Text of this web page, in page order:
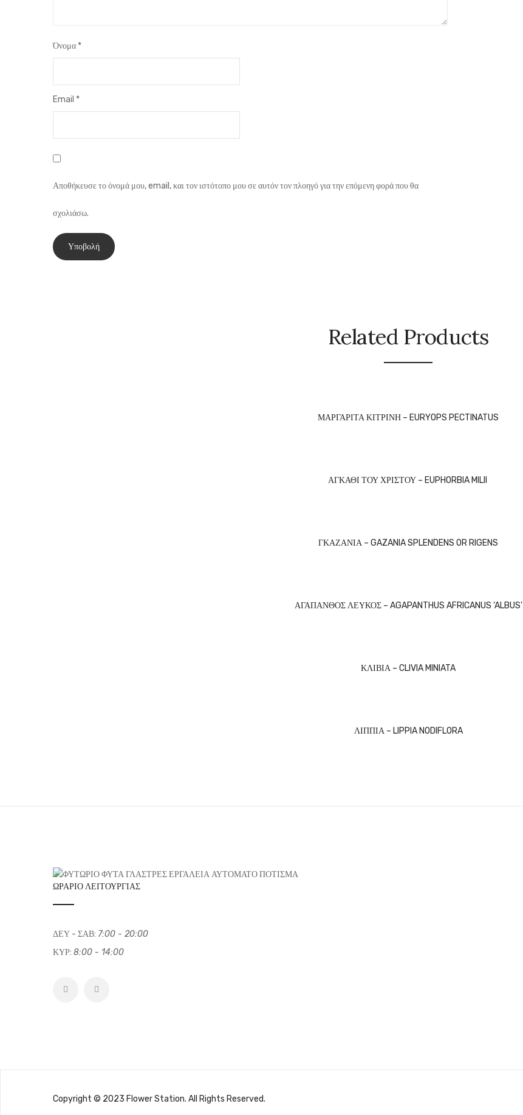
Όνομα *
Email *
Αποθήκευσε το όνομά μου, email, και τον ιστότοπο μου σε αυτόν τον πλοηγό για την επόμενη φορά που θα
σχολιάσω.
Related Products
ΜΑΡΓΑΡΙΤΑ ΚΙΤΡΙΝΗ – EURYOPS PECTINATUS
ΑΓΚΑΘΙ ΤΟΥ ΧΡΙΣΤΟΥ – EUPHORBIA MILII
ΓΚΑΖΑΝΙΑ – GAZANIA SPLENDENS OR RIGENS
ΑΓΑΠΑΝΘΟΣ ΛΕΥΚΟΣ – AGAPANTHUS AFRICANUS ‘ALBUS’
ΚΛΙΒΙΑ – CLIVIA MINIATA
ΛΙΠΠΙΑ – LIPPIA NODIFLORA
ΩΡΆΡΙΟ ΛΕΙΤΟΥΡΓΊΑΣ
ΔΕΥ - ΣΑΒ: 7:00 - 20:00
ΚΥΡ: 8:00 - 14:00
Copyright © 2023 Flower Station. All Rights Reserved.